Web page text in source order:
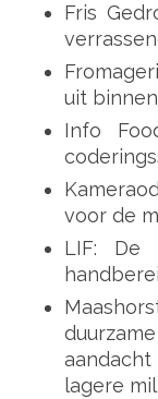
Fris
uit
Info
voor de
LIF: De
lagere